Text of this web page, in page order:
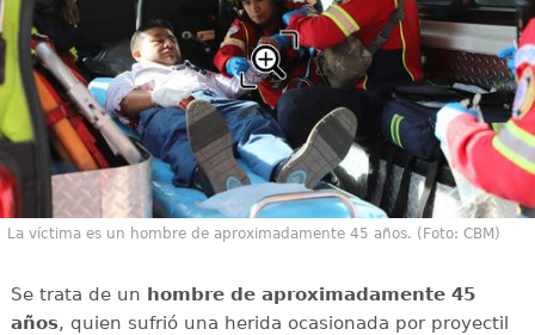
La víctima es un hombre de aproximadamente 45 años. (Foto: CBM)
Se trata de un hombre de aproximadamente 45
años, quien sufrió una herida ocasionada por proyectil